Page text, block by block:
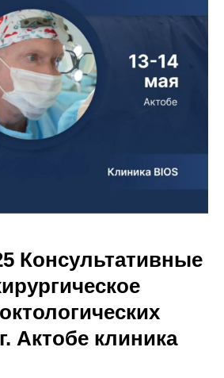
Консультативные
Актобе клиника